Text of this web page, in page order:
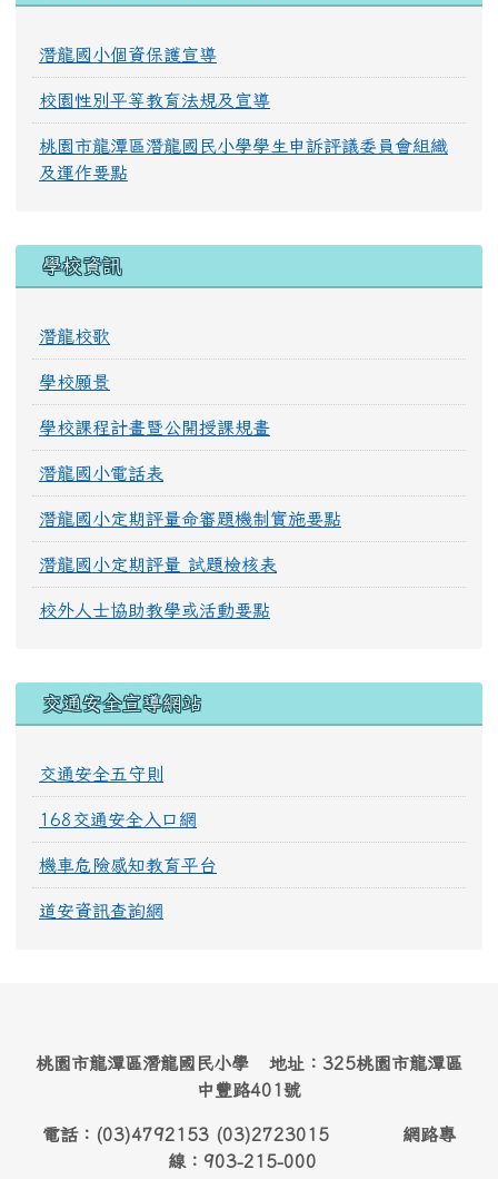
潛龍國小個資保護宣導
校園性別平等教育法規及宣導
桃園市龍潭區潛龍國民小學學生申訴評議委員會組織
及運作要點
學校資訊
潛龍校歌
學校願景
學校課程計畫暨公開授課規畫
潛龍國小電話表
潛龍國小定期評量命審題機制實施要點
潛龍國小定期評量 試題檢核表
校外人士協助教學或活動要點
交通安全宣導網站
交通安全五守則
168交通安全入口網
機車危險感知教育平台
道安資訊查詢網
桃園市龍潭區潛龍國民小學 地址：325桃園市龍潭區
中豐路401號
電話：(03)4792153 (03)2723015 網路專
線：903-215-000